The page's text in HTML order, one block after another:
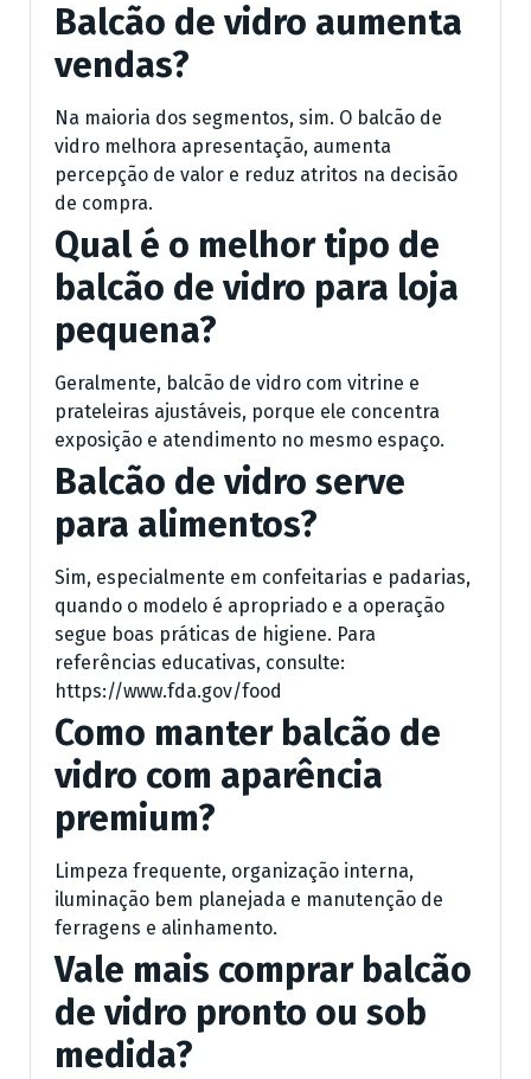
Balcão de vidro aumenta
vendas?
Na maioria dos segmentos, sim. O balcão de
vidro melhora apresentação, aumenta
percepção de valor e reduz atritos na decisão
de compra.
Qual é o melhor tipo de
balcão de vidro para loja
pequena?
Geralmente, balcão de vidro com vitrine e
prateleiras ajustáveis, porque ele concentra
exposição e atendimento no mesmo espaço.
Balcão de vidro serve
para alimentos?
Sim, especialmente em confeitarias e padarias,
quando o modelo é apropriado e a operação
segue boas práticas de higiene. Para
referências educativas, consulte:
https://www.fda.gov/food
Como manter balcão de
vidro com aparência
premium?
Limpeza frequente, organização interna,
iluminação bem planejada e manutenção de
ferragens e alinhamento.
Vale mais comprar balcão
de vidro pronto ou sob
medida?